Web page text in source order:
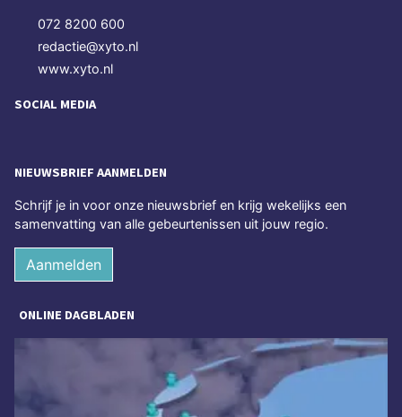
072 8200 600
redactie@xyto.nl
www.xyto.nl
SOCIAL MEDIA
NIEUWSBRIEF AANMELDEN
Schrijf je in voor onze nieuwsbrief en krijg wekelijks een
samenvatting van alle gebeurtenissen uit jouw regio.
Aanmelden
ONLINE DAGBLADEN